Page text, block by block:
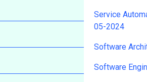
Service
05-2024
Software
Software